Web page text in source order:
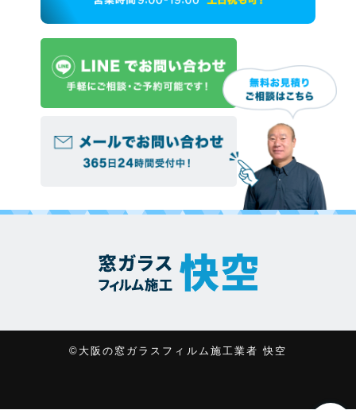
©大阪の窓ガラスフィルム施工業者 快空